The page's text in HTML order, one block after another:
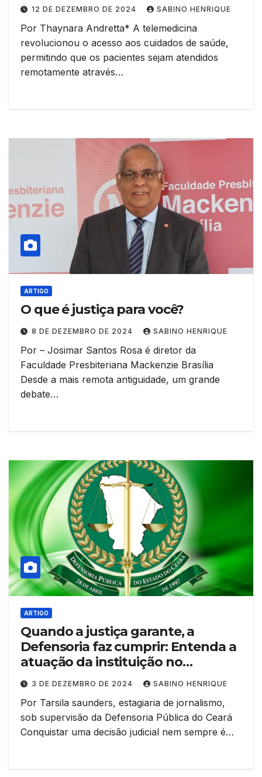
12 DE DEZEMBRO DE 2024 SABINO HENRIQUE
Por Thaynara Andretta* A telemedicina
revolucionou o acesso aos cuidados de saúde,
permitindo que os pacientes sejam atendidos
remotamente através…
ARTIGO
O que é justiça para você?
8 DE DEZEMBRO DE 2024 SABINO HENRIQUE
Por – Josimar Santos Rosa é diretor da
Faculdade Presbiteriana Mackenzie Brasília
Desde a mais remota antiguidade, um grande
debate…
ARTIGO
Quando a justiça garante, a
Defensoria faz cumprir: Entenda a
atuação da instituição no
cumprimento de sentenças
judiciais
3 DE DEZEMBRO DE 2024 SABINO HENRIQUE
Por Tarsila saunders, estagiaria de jornalismo,
sob supervisão da Defensoria Pública do Ceará
Conquistar uma decisão judicial nem sempre é…